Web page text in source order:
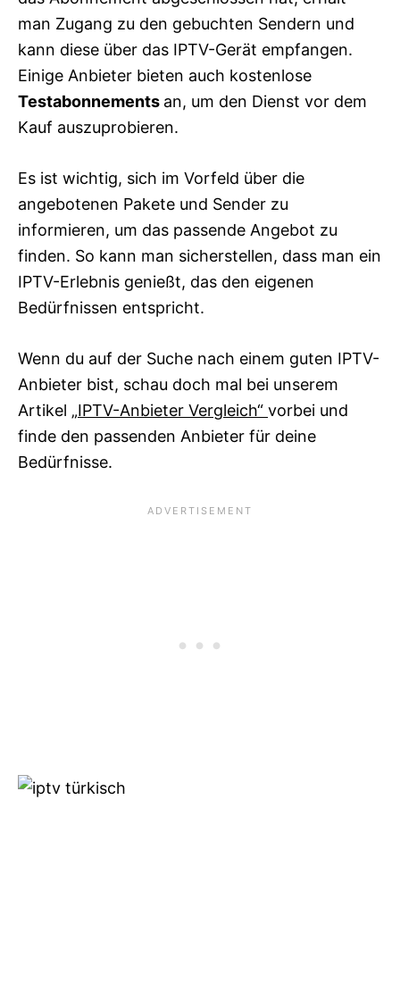
man Zugang zu den gebuchten Sendern und
kann diese über das IPTV-Gerät empfangen.
Einige Anbieter bieten auch kostenlose
Testabonnements an, um den Dienst vor dem
Kauf auszuprobieren.
Es ist wichtig, sich im Vorfeld über die
angebotenen Pakete und Sender zu
informieren, um das passende Angebot zu
finden. So kann man sicherstellen, dass man ein
IPTV-Erlebnis genießt, das den eigenen
Bedürfnissen entspricht.
Wenn du auf der Suche nach einem guten IPTV-
Anbieter bist, schau doch mal bei unserem
Artikel „IPTV-Anbieter Vergleich“ vorbei und
finde den passenden Anbieter für deine
Bedürfnisse.